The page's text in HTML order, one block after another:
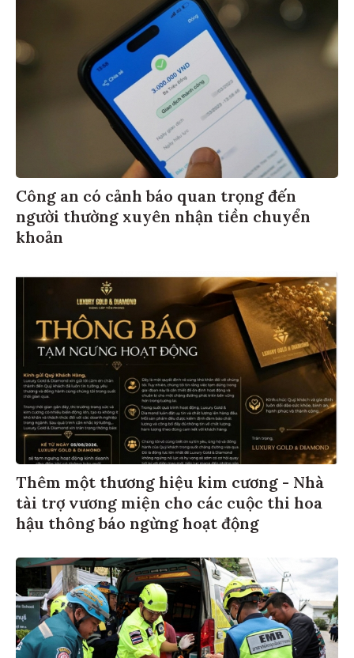
Công an có cảnh báo quan trọng đến
người thường xuyên nhận tiền chuyển
khoản
Thêm một thương hiệu kim cương - Nhà
tài trợ vương miện cho các cuộc thi hoa
hậu thông báo ngừng hoạt động